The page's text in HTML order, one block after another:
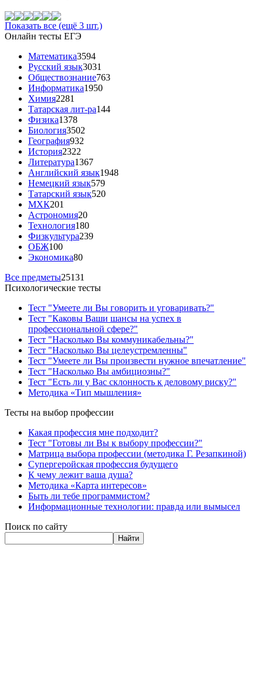
Показать все (ещё 3 шт.)
Онлайн тесты ЕГЭ
Математика3594
Русский язык3031
Обществознание763
Информатика1950
Химия2281
Татарская лит-ра144
Физика1378
Биология3502
География932
История2322
Литература1367
Английский язык1948
Немецкий язык579
Татарский язык520
МХК201
Астрономия20
Технология180
Физкультура239
ОБЖ100
Экономика80
Все предметы25131
Психологические тесты
Тест "Умеете ли Вы говорить и уговаривать?"
Тест "Каковы Ваши шансы на успех в
профессиональной сфере?"
Тест "Насколько Вы коммуникабельны?"
Тест "Насколько Вы целеустремленны"
Тест "Умеете ли Вы произвести нужное впечатление"
Тест "Насколько Вы амбициозны?"
Тест "Есть ли у Вас склонность к деловому риску?"
Методика «Тип мышления»
Тесты на выбор профессии
Какая профессия мне подходит?
Тест "Готовы ли Вы к выбору профессии?"
Матрица выбора профессии (методика Г. Резапкиной)
Супергеройская профессия будущего
К чему лежит ваша душа?
Методика «Карта интересов»
Быть ли тебе программистом?
Информационные технологии: правда или вымысел
Поиск по сайту
Найти